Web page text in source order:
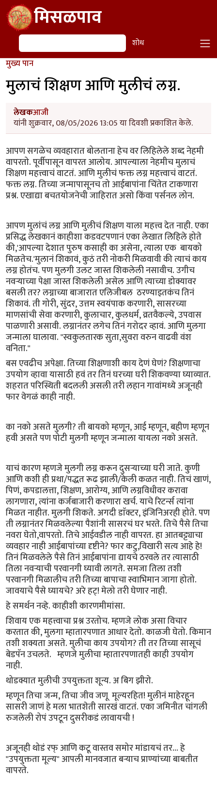
Skip to main contentमिसळपाव
शोध शोध
मुख्य पान
मुलाचं शिक्षण आणि मुलीचं लग्न.
लेखकआजी
यांनी शुक्रवार, 08/05/2026 13:05 या दिवशी प्रकाशित केले.
आपण सगळेच व्यवहारात बोलताना हेच वर लिहिलेले शब्द नेहमी
वापरतो. पूर्वीपासून वापरत आलोय. आपल्याला नेहमीच मुलाचं
शिक्षण महत्त्वाचं वाटतं. आणि मुलीचं फक्त लग्न महत्त्वाचं वाटतं.
फक्त लग्न. तिच्या जन्मापासूनच तो आईबापांना चिंतेत टाकणारा
प्रश्न. एखाद्या बचतयोजनेची जाहिरात असो किंवा पर्सनल लोन.
आपण मुलांचं लग्न आणि मुलीचं शिक्षण याला महत्त्व देत नाही. एका
प्रसिद्ध लेखकानं काहीशा कडवटपणानं एका लेखात लिहिले होते
की,'आपल्या देशात पुरुष कसाही का असेना, त्याला एक बायको
मिळतेच.'मुलानं शिकावं, कुठं तरी नोकरी मिळवावी की त्याचं काय
लग्न होतंच. पण मुलगी उलट जास्त शिकलेली नसावीच. उगीच
नवऱ्याच्या पेक्षा जास्त शिकलेली असेल आणि त्याच्या डोक्यावर
बसली तर? लग्नाच्या बाजारात एलिजीबल ठरण्याइतकंच तिनं
शिकावं. ती गोरी, सुंदर, उत्तम स्वयंपाक करणारी, सासरच्या
माणसांची सेवा करणारी, कुलाचार, कुलधर्म, व्रतवैकल्ये, उपवास
पाळणारी असावी. लग्नानंतर लगेच तिनं गरोदर व्हावं. आणि मुलगा
जन्माला घालावा. "स्वकुलतारक सुता,सुवरा वरुन वाढवी वंश
वनिता."
बस एवढीच अपेक्षा. तिच्या शिक्षणाशी काय देणं घेणं? शिक्षणाचा
उपयोग व्हावा यासाठी हवं तर तिनं घरच्या घरी शिकवण्या घ्याव्यात.
शहरात परिस्थिती बदलली असली तरी लहान गावांमध्ये अजूनही
फार वेगळं काही नाही.
का नको असते मुलगी? ती बायको म्हणून, आई म्हणून, बहीण म्हणून
हवी असते पण पोटी मुलगी म्हणून जन्माला यायला नको असते.
याचं कारण म्हणजे मुलगी लग्न करून दुसऱ्याच्या घरी जाते. कुणी
आणि कशी ही प्रथा/पद्धत रूढ झाली/केली कळत नाही. तिचं खाणं,
पिणं, कपडालत्ता, शिक्षण, आरोग्य, आणि लग्नविधीवर करावा
लागणारा, त्यांना कर्जबाजारी करणारा खर्च. याचे रिटर्न्स त्यांना
मिळत नाहीत. मुलगी शिकते. अगदी डाॅक्टर, इंजिनिअरही होते. पण
ती लग्नानंतर मिळवलेल्या पैशांनी सासरचं घर भरते. तिचे पैसे तिचा
नवरा घेतो,वापरतो. तिचे आईवडील नाही वापरत. हा आतबट्ट्याचा
व्यवहार नाही आईबापांच्या दृष्टीने? फार कटु,विखारी सत्य आहे हे!
तिनं मिळवलेले पैसे तिनं आईबापांना द्यायचे ठरवले तर त्यासाठी
तिला नवऱ्याची परवानगी घ्यावी लागते. समजा तिला तशी
परवानगी मिळालीच तरी तिच्या बापाचा स्वाभिमान जागा होतो.
जावयाचे पैसे घ्यायचे? अरे हट्! मेलो तरी घेणार नाही.
हे समर्थन नव्हे. काहीशी कारणमीमांसा.
शिवाय एक महत्त्वाचा प्रश्न उरतोच. म्हणजे लोक असा विचार
करतात की, मुलगा म्हातारपणात आधार देतो. काळजी घेतो. किमान
तशी शक्यता असते. मुलीचा काय उपयोग? ती तर तिच्या सासूचं
बेडपॅन उचलते. म्हणजे मुलीचा म्हातारपणातही काही उपयोग
नाही.
थोडक्यात मुलीची उपयुक्तता शून्य. अ बिग झीरो.
म्हणून तिचा जन्म, तिचा जीव जणू मूल्यरहित! मुलीनं माहेरहून
सासरी जाणं हे मला भातशेती सारखं वाटतं. एका जमिनीत चांगली
रुजलेली रोपं उपटून दुसरीकडं लावायची !
अजूनही थोडं रफ् आणि कटू वास्तव समोर मांडायचं तर... हे
"उपयुक्तता मूल्य" आपली मानवजात बऱ्याच प्राण्यांच्या बाबतीत
वापरते.